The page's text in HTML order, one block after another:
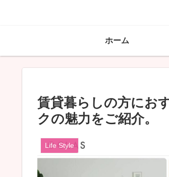
ホーム
賃貸暮らしの方にお
クの魅力をご紹介。
Life Style